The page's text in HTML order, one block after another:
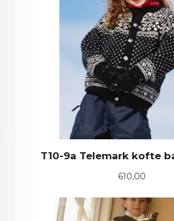
T10-9a Telemark kofte
Pris
610,00